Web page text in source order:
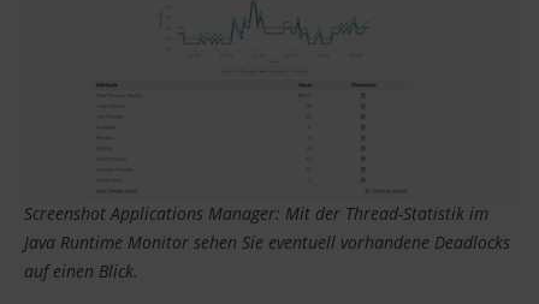
Screenshot Applications Manager: Mit der Thread-Statistik im
Java Runtime Monitor sehen Sie eventuell vorhandene Deadlocks
auf einen Blick.